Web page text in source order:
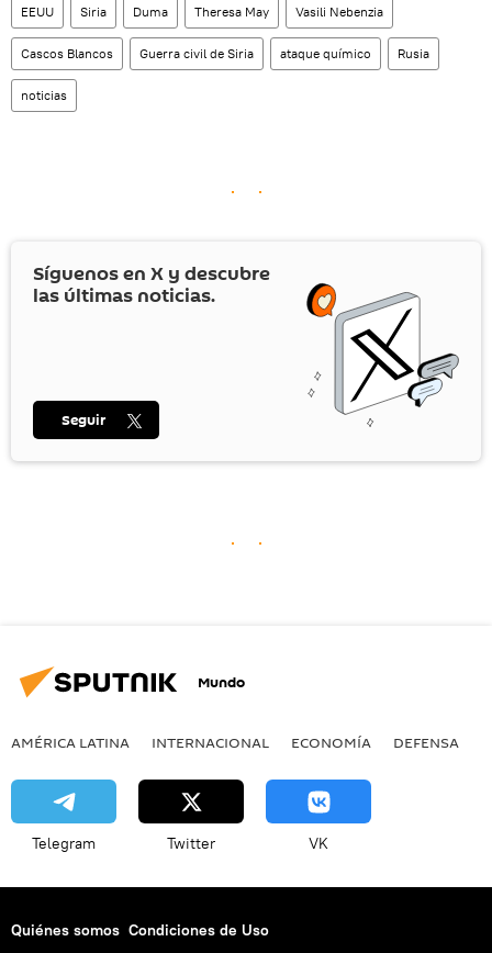
EEUU Siria Duma Theresa May Vasili Nebenzia
Cascos Blancos Guerra civil de Siria ataque químico Rusia
noticias
Síguenos en X y descubre
las últimas noticias.
Seguir
Mundo
AMÉRICA LATINA INTERNACIONAL ECONOMÍA DEFENSA
Telegram Twitter VK
Quiénes somos Condiciones de Uso